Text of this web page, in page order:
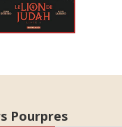
Pourpres